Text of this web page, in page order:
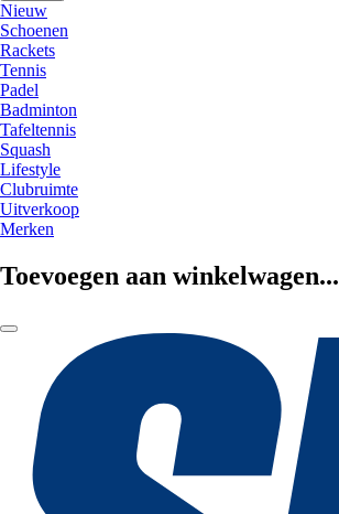
Nieuw
Schoenen
Rackets
Tennis
Padel
Badminton
Tafeltennis
Squash
Lifestyle
Clubruimte
Uitverkoop
Merken
Toevoegen aan winkelwagen...